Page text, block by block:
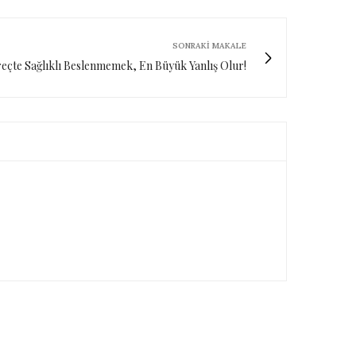
SONRAKI MAKALE
Sağlıklı Beslenmemek, En Büyük Yanlış Olur!